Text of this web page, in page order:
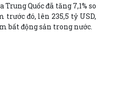
Quốc đã tăng 7,1% so
đó, lên 235,5 tỷ USD,
bất động sản trong nước.